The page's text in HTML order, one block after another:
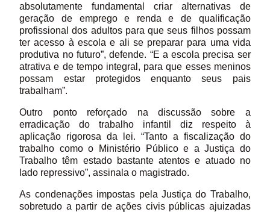
absolutamente fundamental criar alternativas de
geração de emprego e renda e de qualificação
profissional dos adultos para que seus filhos possam
ter acesso à escola e ali se preparar para uma vida
produtiva no futuro”, defende. “E a escola precisa ser
atrativa e de tempo integral, para que esses meninos
possam estar protegidos enquanto seus pais
trabalham”.
Outro ponto reforçado na discussão sobre a
erradicação do trabalho infantil diz respeito à
aplicação rigorosa da lei. “Tanto a fiscalização do
trabalho como o Ministério Público e a Justiça do
Trabalho têm estado bastante atentos e atuado no
lado repressivo”, assinala o magistrado.
As condenações impostas pela Justiça do Trabalho,
sobretudo a partir de ações civis públicas ajuizadas